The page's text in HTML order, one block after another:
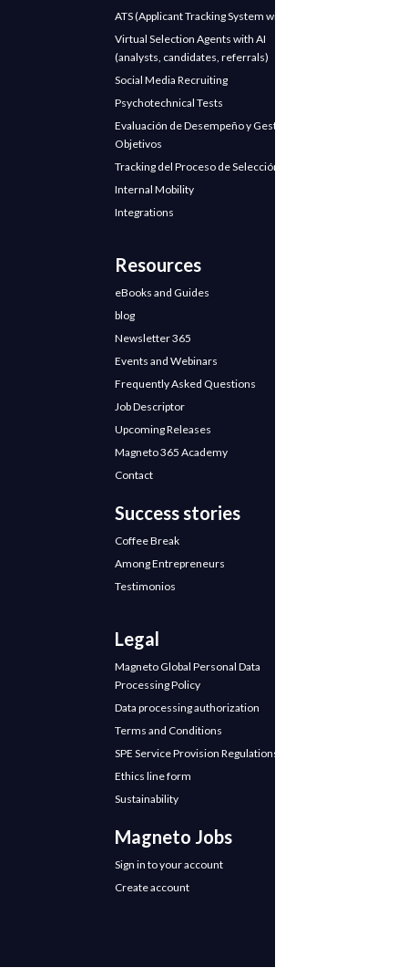
ATS (Applicant Tracking System with AI)
Virtual Selection Agents with AI
(analysts, candidates, referrals)
Social Media Recruiting
Psychotechnical Tests
Evaluación de Desempeño y Gestión de
Objetivos
Tracking del Proceso de Selección
Internal Mobility
Integrations
Resources
eBooks and Guides
blog
Newsletter 365
Events and Webinars
Frequently Asked Questions
Job Descriptor
Upcoming Releases
Magneto 365 Academy
Contact
Success stories
Coffee Break
Among Entrepreneurs
Testimonios
Legal
Magneto Global Personal Data
Processing Policy
Data processing authorization
Terms and Conditions
SPE Service Provision Regulations
Ethics line form
Sustainability
Magneto Jobs
Sign in to your account
Create account